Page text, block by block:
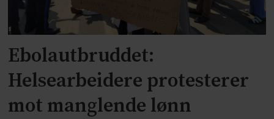
Ebolautbruddet:
Helsearbeidere protesterer
mot manglende lønn